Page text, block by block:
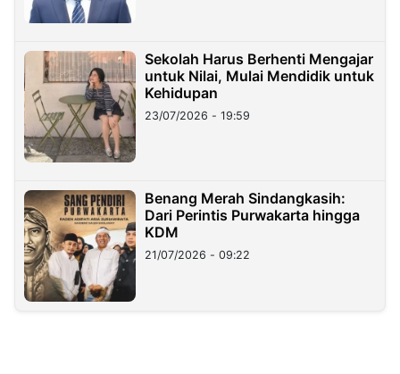
Sekolah Harus Berhenti Mengajar
untuk Nilai, Mulai Mendidik untuk
Kehidupan
23/07/2026 - 19:59
Benang Merah Sindangkasih:
Dari Perintis Purwakarta hingga
KDM
21/07/2026 - 09:22